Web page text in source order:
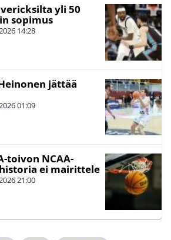
yli 50
sopimus
14:28
jättää
01:09
toivon NCAA-
ei mairittele
21:00